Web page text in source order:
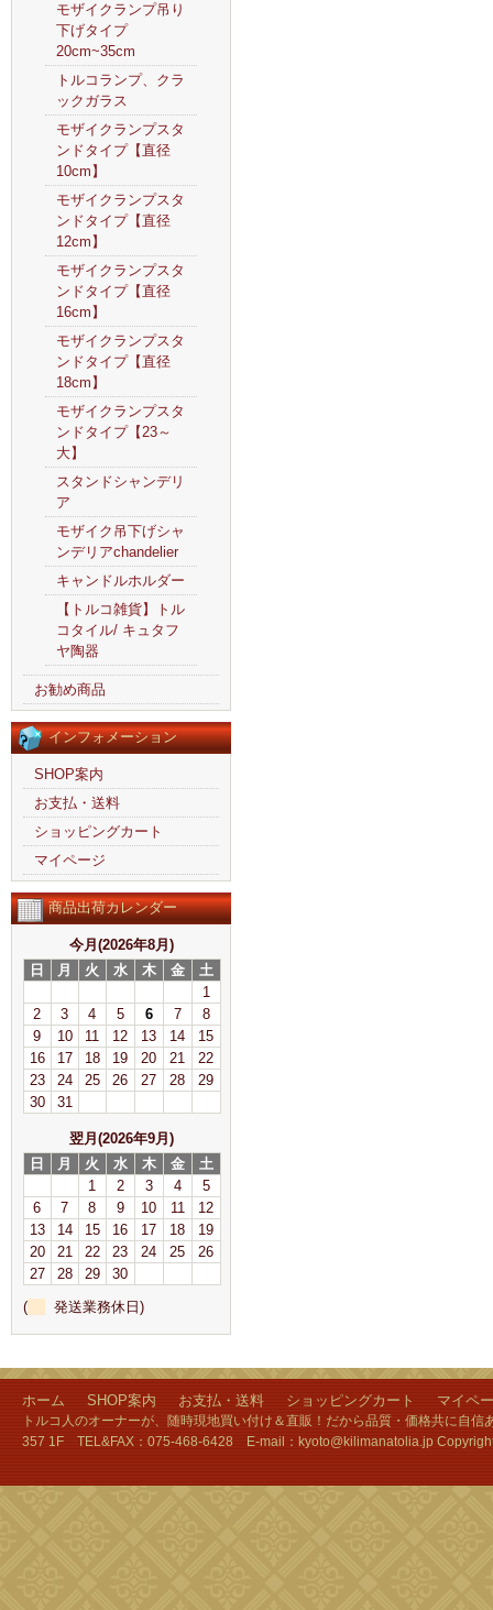
モザイクランプ吊り
下げタイプ
20cm~35cm
トルコランプ、クラ
ックガラス
モザイクランプスタ
ンドタイプ【直径
10cm】
モザイクランプスタ
ンドタイプ【直径
12cm】
モザイクランプスタ
ンドタイプ【直径
16cm】
モザイクランプスタ
ンドタイプ【直径
18cm】
モザイクランプスタ
ンドタイプ【23～
大】
スタンドシャンデリ
ア
モザイク吊下げシャ
ンデリアchandelier
キャンドルホルダー
【トルコ雑貨】トル
コタイル/ キュタフ
ヤ陶器
お勧め商品
インフォメーション
SHOP案内
お支払・送料
ショッピングカート
マイページ
商品出荷カレンダー
今月(2026年8月)
日
月 火 水 木 金
土
1
2
3 4 5 6 7
8
9
10 11 12 13 14
15
16
17 18 19 20 21
22
23
24 25 26 27 28
29
30
31
翌月(2026年9月)
日
月 火 水 木 金
土
1
2 3 4
5
6
7 8 9 10 11
12
13
14 15 16 17 18
19
20
21 22 23 24 25
26
27
28 29
30
(
発送業務休日)
ホーム SHOP案内 お支払・送料 ショッピングカート マイペ
トルコ人のオーナーが、随時現地買い付け＆直販！だから品質・価格共に自
357 1F TEL&FAX：075-468-6428 E-mail：kyoto@kilimanatolia.jp